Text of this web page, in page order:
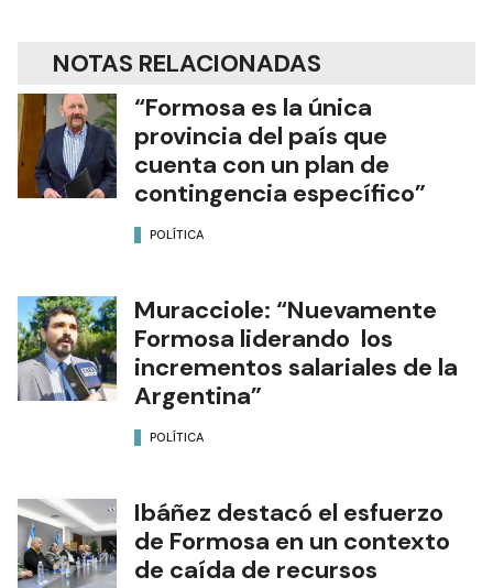
NOTAS RELACIONADAS
“Formosa es la única
provincia del país que
cuenta con un plan de
contingencia específico”
POLÍTICA
Muracciole: “Nuevamente
Formosa liderando los
incrementos salariales de la
Argentina”
POLÍTICA
Ibáñez destacó el esfuerzo
de Formosa en un contexto
de caída de recursos